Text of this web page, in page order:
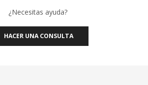
¿Necesitas ayuda?
HACER UNA CONSULTA